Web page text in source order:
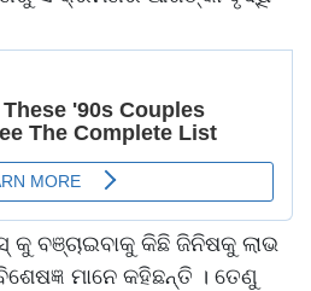
ବଞ୍ଚାଇବାକୁ କିଛି ଜିନିଷକୁ ଲାଭ
ମାନେ କହିଛନ୍ତି । ତେଣୁ